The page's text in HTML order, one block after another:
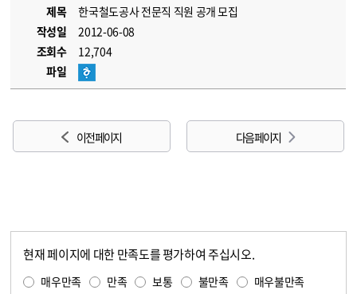
제목
한국철도공사 전문직 직원 공개 모집
작성일
2012-06-08
조회수
12,704
파일
이전 페이지 다음 페이지
현재 페이지에 대한 만족도를 평가하여 주십시오.
매우만족 만족 보통 불만족 매우불만족